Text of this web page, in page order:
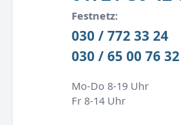
Festnetz:
030 / 772 33 24
030 / 65 00 76 32
Mo-Do 8-19 Uhr
Fr 8-14 Uhr